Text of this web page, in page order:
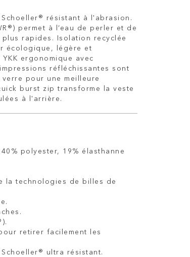
résistant à l'abrasion.
permet à l’eau de perler et de
rapides. Isolation recyclée
écologique, légère et
ergonomique avec
réfléchissantes sont
pour une meilleure
burst zip transforme la veste
à l'arrière.
polyester, 19% élasthanne
la technologies de billes de
retirer facilement les
ultra résistant.